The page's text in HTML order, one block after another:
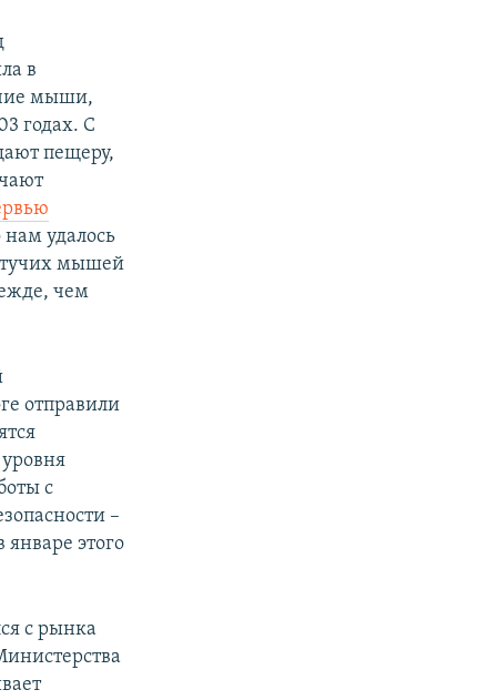
в
мыши,
годах. С
пещеру,
удалось
мышей
чем
отправили
с
–
январе этого
с рынка